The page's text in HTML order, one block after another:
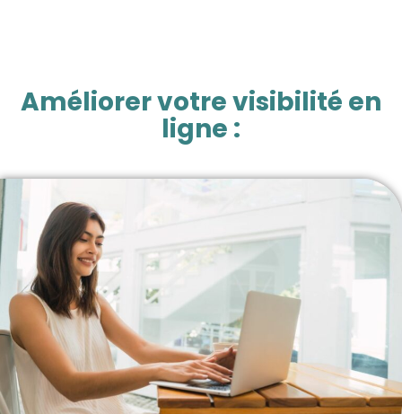
Améliorer votre visibilité en
ligne :